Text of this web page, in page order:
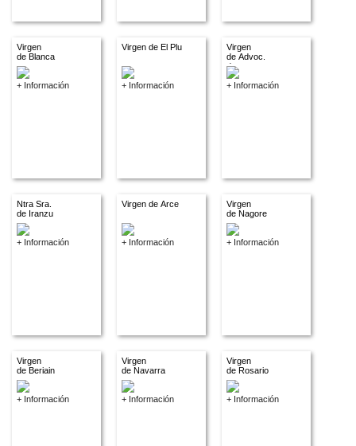
Virgen
de Blanca
+ Información
Virgen de El Plu
+ Información
Virgen
de Advoc.
descon.
+ Información
Ntra Sra.
de Iranzu
+ Información
Virgen de Arce
+ Información
Virgen
de Nagore
+ Información
Virgen
de Beriain
+ Información
Virgen
de Navarra
+ Información
Virgen
de Rosario
+ Información